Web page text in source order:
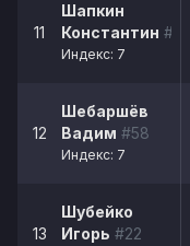
11
Шапкин
Константин #94
Индекс: 7
12
Шебаршёв
Вадим #58
Индекс: 7
13
Шубейко
Игорь #22